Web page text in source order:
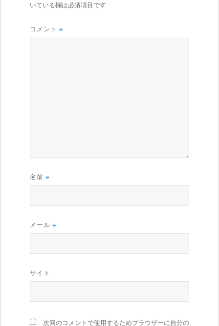
いている欄は必須項目です
コメント ※
名前 ※
メール ※
サイト
次回のコメントで使用するためブラウザーに自分の